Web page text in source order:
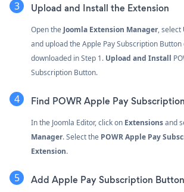
Upload and Install the Extension
Open theJoomla Extension Manager, select
and upload the Apple Pay Subscription
downloaded in Step 1. Upload and Install
Subscription Button.
Find POWR Apple Pay
In the Joomla Editor, click on Extensionsand
Manager. Select the POWR Apple Pay
Extension.
Add Apple Pay Subscription